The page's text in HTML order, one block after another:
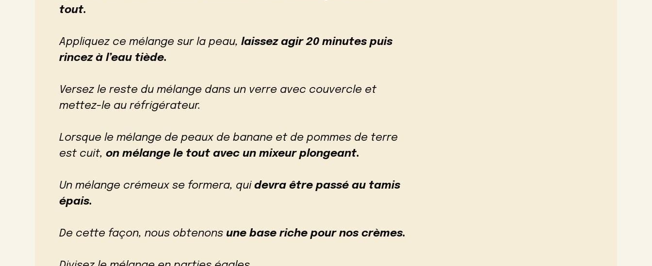
tout.
Appliquez ce mélange sur la peau, laissez agir 20 minutes puis
rincez à l’eau tiède.
Versez le reste du mélange dans un verre avec couvercle et
mettez-le au réfrigérateur.
Lorsque le mélange de peaux de banane et de pommes de terre
est cuit, on mélange le tout avec un mixeur plongeant.
Un mélange crémeux se formera, qui devra être passé au tamis
épais.
De cette façon, nous obtenons une base riche pour nos crèmes.